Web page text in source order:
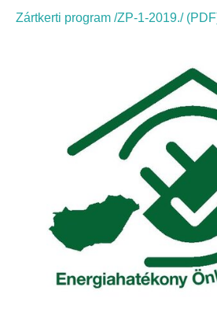
Képviselő-testületi ülések
Bizottságok
Bizottsági ülések
A helyi választási bizottság
A helyi választási bizottság
Zártkerti program /ZP-1-2019./